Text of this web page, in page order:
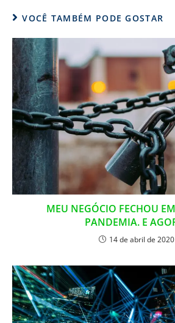
VOCÊ TAMBÉM PODE GOSTAR
MEU NEGÓCIO FECHOU
PANDEMIA. E
14 de abril de 2020